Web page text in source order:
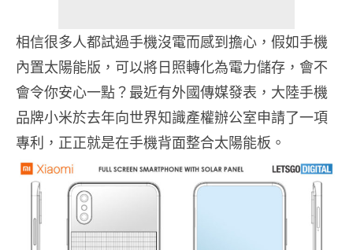
相信很多人都試過手機沒電而感到擔心，假如手機
內置太陽能版，可以將日照轉化為電力儲存，會不
會令你安心一點？最近有外國傳媒發表，大陸手機
品牌小米於去年向世界知識產權辦公室申請了一項
專利，正正就是在手機背面整合太陽能板。